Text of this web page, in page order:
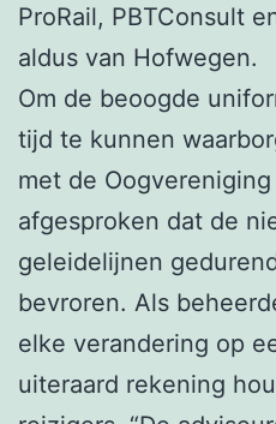
ProRail, PBTConsult
aldus van Hofwegen.
Om de beoogde
tijd te kunnen
met de
afgesproken dat de
geleidelijnen
bevroren. Als
elke verandering op
uiteraard rekening